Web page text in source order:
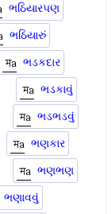
ભઠિયારપણ
ભઠિયારું
ભડકદાર
ભડકાવું
ભડભડવું
ભણકાર
ભણભણ
ભણાવવું